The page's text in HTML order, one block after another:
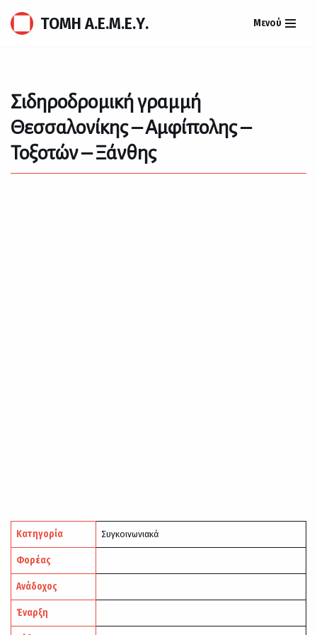
Μεταπηδήστε
ΤΟΜΗ Α.Ε.Μ.Ε.Υ. Μενού
Σιδηροδρομική γραμμή
Θεσσαλονίκης – Αμφίπολης –
Τοξοτών – Ξάνθης
Κατηγορία Συγκοινωνιακά
Φορέας
Ανάδοχος
Έναρξη